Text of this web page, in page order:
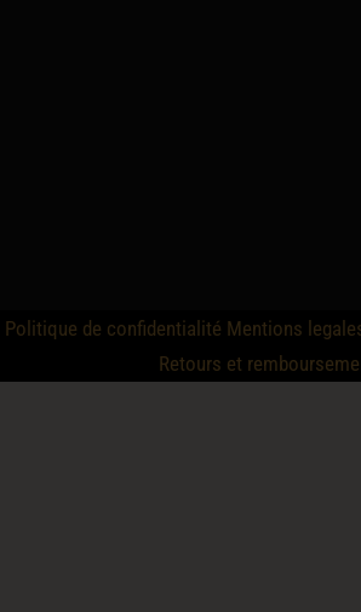
Politique de confidentialité Mentions
Retours et